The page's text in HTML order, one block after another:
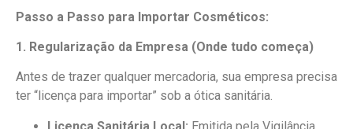
Passo a Passo para Importar Cosméticos:
1. Regularização da Empresa (Onde tudo começa)
Antes de trazer qualquer mercadoria, sua empresa precisa
ter “licença para importar” sob a ótica sanitária.